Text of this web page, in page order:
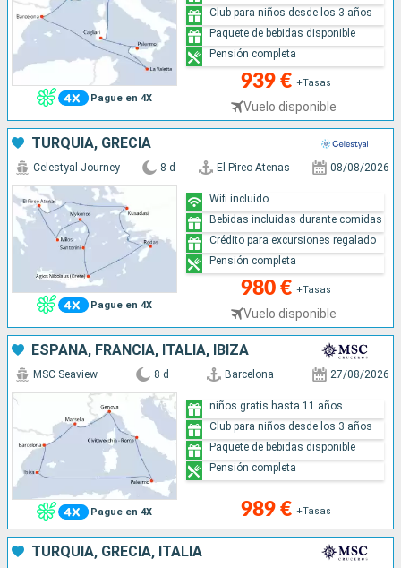
Pague en 4X
939 € +Tasas
Vuelo disponible
Club para niños desde los 3 años
Paquete de bebidas disponible
Pensión completa
TURQUÍA, GRECIA
Pague en 4X
Celestyal Journey 8 d El Pireo Atenas 08/08/2026
980 € +Tasas
Vuelo disponible
Wifi incluido
Bebidas incluidas durante comidas
Crédito para excursiones regalado
Pensión completa
ESPAÑA, FRANCIA, ITALIA, IBIZA
Pague en 4X
MSC Seaview 8 d Barcelona 27/08/2026
989 € +Tasas
niños gratis hasta 11 años
Club para niños desde los 3 años
Paquete de bebidas disponible
Pensión completa
TURQUÍA, GRECIA, ITALIA